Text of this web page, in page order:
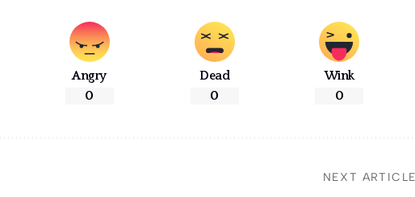
Angry
0
Dead
0
Wink
0
NEXT ARTICLE